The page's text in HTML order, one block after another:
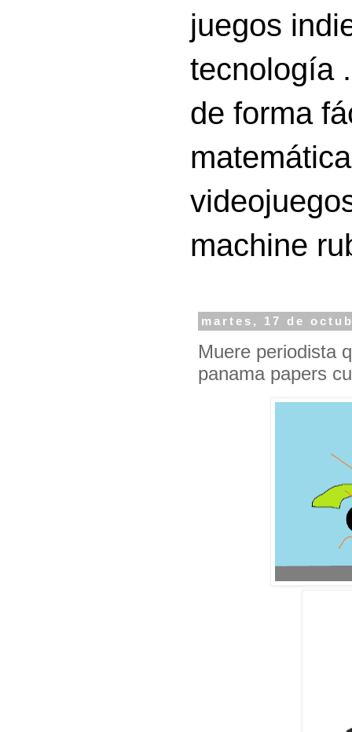
juegos
tecnología
de forma
machine
martes, 17 de
Muere periodista
panama papers